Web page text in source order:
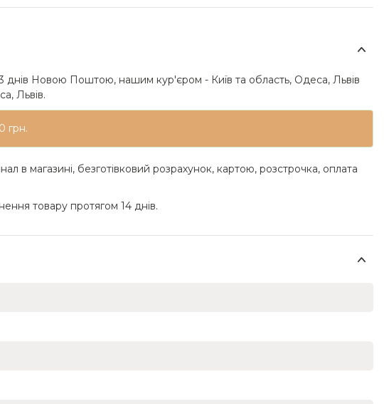
днів Новою Поштою, нашим кур'єром - Київ та область, Одеса, Львів
Львів.
грн.
в магазині, безготівковий розрахунок, картою, розстрочка, оплата
товару протягом 14 днів.